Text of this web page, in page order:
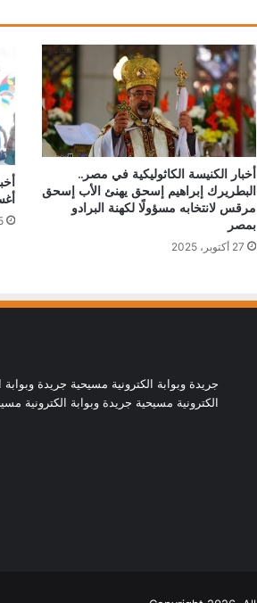
البابا:
الحقيقة
البابا
أمريكا
نعمة
البابا
سياسي
أخبار الكنيسة الكاثوليكية في مصر..
البطريرك إبراهيم إسحق يهنئ الأب إسحق
مرقس لانتخابه مسؤولًا لكهنة البرادو
بمصر
27 أكتوبر، 2025
25
جريدة وبوابة الكترونية مسيحية جريدة
الكترونية مسيحية جريدة وبوابة الكترونية